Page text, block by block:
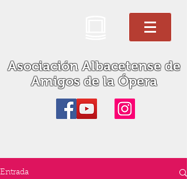
Asociación Albacetense de
Amigos de la Ópera
Entrada